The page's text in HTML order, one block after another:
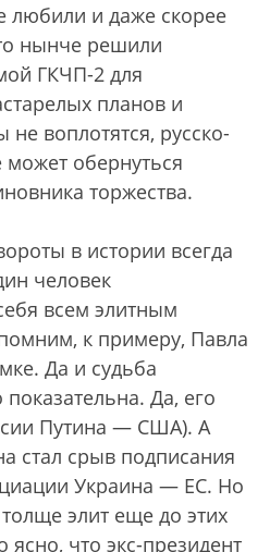
любили и даже скорее
нынче решили
ГКЧП-2 для
планов и
воплотятся, русско-
обернуться
торжества.
в истории всегда
человек
всем элитным
к примеру, Павла
Да и судьба
Да, его
Путина — США). А
стал срыв подписания
Украина — ЕС. Но
элит еще до этих
ясно, что экс-президент